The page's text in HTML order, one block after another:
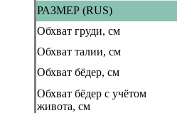
РАЗМЕР (RUS)
Обхват груди, см
Обхват талии, см
Обхват бёдер, см
Обхват бёдер с учётом
живота, см